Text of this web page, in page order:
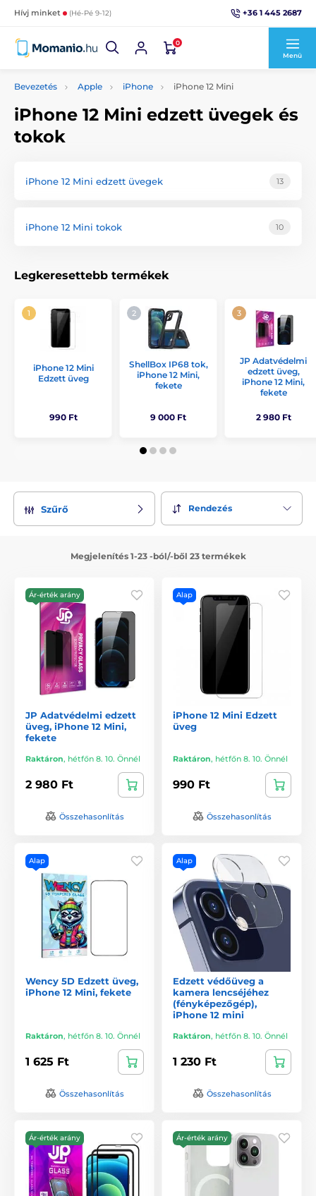
Hívj minket (Hé-Pé 9-12) +36 1 445 2687
0
Menü
Bevezetés Apple iPhone iPhone 12 Mini
iPhone 12 Mini edzett üvegek és
tokok
iPhone 12 Mini edzett üvegek 13
iPhone 12 Mini tokok 10
Legkeresettebb termékek
iPhone 12 Mini
Edzett üveg
990 Ft
ShellBox IP68 tok,
iPhone 12 Mini,
fekete
9 000 Ft
JP Adatvédelmi
edzett üveg,
iPhone 12 Mini,
fekete
2 980 Ft
Szűrő Rendezés
Megjelenítés 1-23 -ból/-ből 23 termékek
Ár-érték arány
JP Adatvédelmi edzett
üveg, iPhone 12 Mini,
fekete
Raktáron, hétfőn 8. 10. Önnél
2 980 Ft
Összehasonlítás
Alap
iPhone 12 Mini Edzett
üveg
Raktáron, hétfőn 8. 10. Önnél
990 Ft
Összehasonlítás
Alap
Wency 5D Edzett üveg,
iPhone 12 Mini, fekete
Raktáron, hétfőn 8. 10. Önnél
1 625 Ft
Összehasonlítás
Alap
Edzett védőüveg a
kamera lencséjéhez
(fényképezőgép),
iPhone 12 mini
Raktáron, hétfőn 8. 10. Önnél
1 230 Ft
Összehasonlítás
Ár-érték arány Ár-érték arány